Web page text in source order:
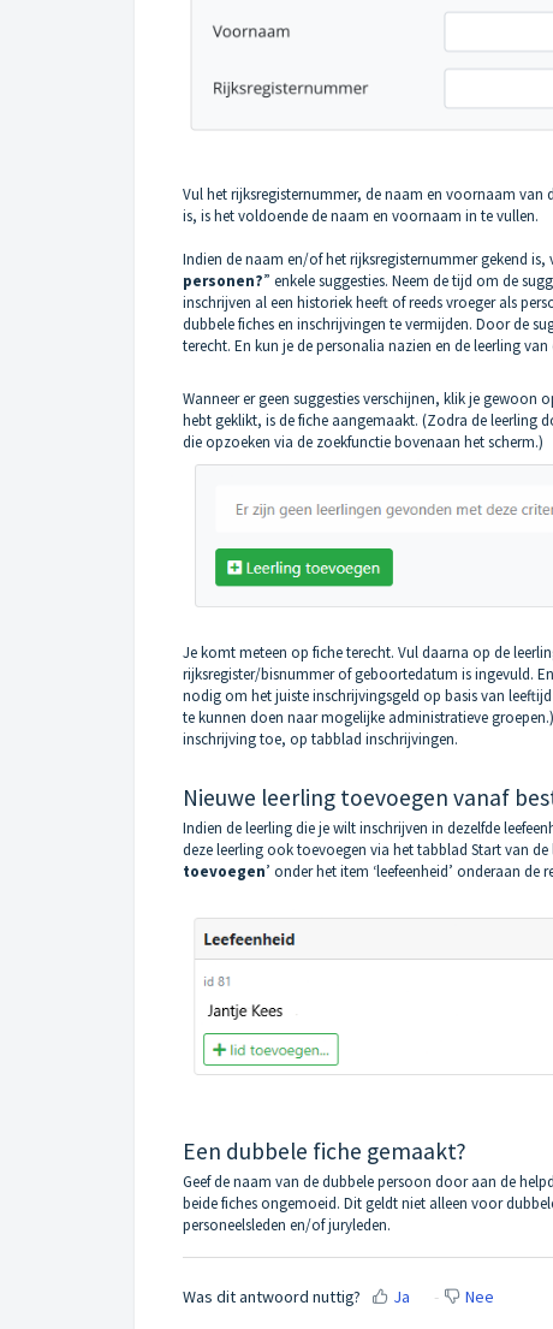
Vul het rijksregisternummer, de naam en voornaam van
is, is het voldoende de naam en voornaam in te vullen.
Indien de naam en/of het rijksregisternummer gekend is,
personen?” enkele suggesties. Neem de tijd om de
inschrijven al een historiek heeft of reeds vroeger als
dubbele fiches en inschrijvingen te vermijden. Door de
terecht. En kun je de personalia nazien en de leerling
Wanneer er geen suggesties verschijnen, klik je gewoon
hebt geklikt, is de fiche aangemaakt. (Zodra de leerling
die opzoeken via de zoekfunctiebovenaan het scherm.)
Je komt meteen op fiche terecht. Vul daarna op de
rijksregister/bisnummer of geboortedatum is ingevuld.
nodig om het juiste inschrijvingsgeld op basis van
te kunnen doen naar mogelijke administratieve
inschrijving toe, op tabblad inschrijvingen.
Nieuwe leerling toevoegen vanaf
Indien de leerling die je wilt inschrijven in dezelfde
deze leerling ook toevoegen via het tabblad Start van
toevoegen’ onder het item ‘leefeenheid’ onderaan de
Een dubbele fiche gemaakt?
Geef de naam van de dubbele persoon door aan de
beide fiches ongemoeid. Dit geldt niet alleen voor
personeelsleden en/of juryleden.
Was dit antwoord nuttig? Ja Nee